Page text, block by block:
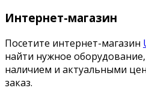
Интернет-магазин
Посетите интернет-магазин
найти нужное
наличием и актуальными
заказ.